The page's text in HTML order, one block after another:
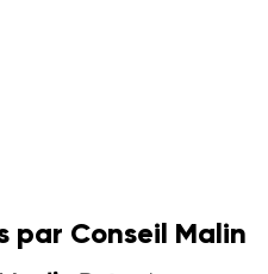
par Conseil Malin